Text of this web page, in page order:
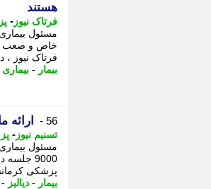
هستند
فرتاک نیوز -
خاص و صعب
فرتاک نیوز ،
بیمار -
56 - ارائه ماهانه 9000 جلسه
تسنیم نیوز -
مسئول
9000
پزشکی
بیمار - دیالیز -